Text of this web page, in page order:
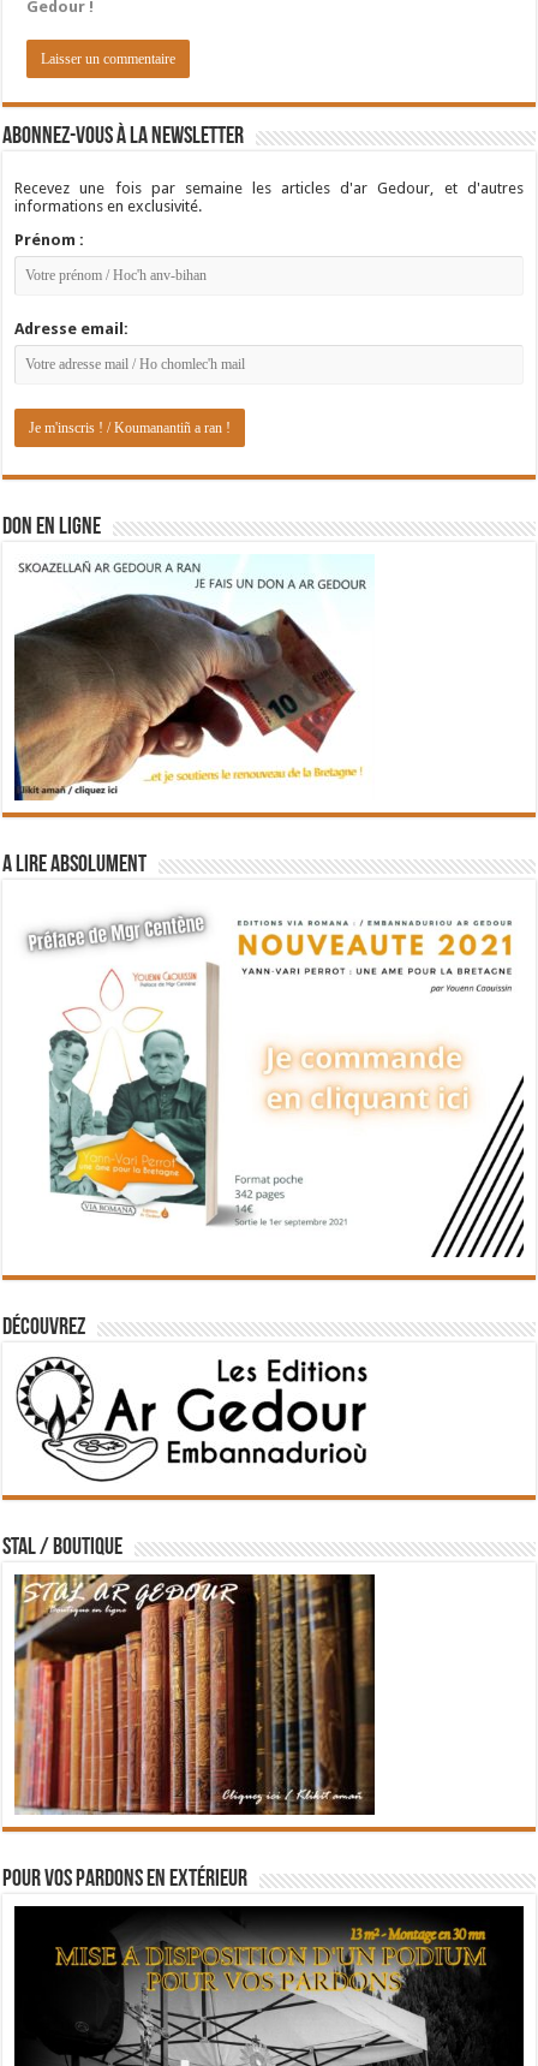
Gedour !
Abonnez-vous à la newsletter
Recevez une fois par semaine les articles d'ar Gedour, et d'autres
informations en exclusivité.
Prénom :
Adresse email:
DON EN LIGNE
A lire absolument
Découvrez
STAL / BOUTIQUE
Pour vos pardons en extérieur